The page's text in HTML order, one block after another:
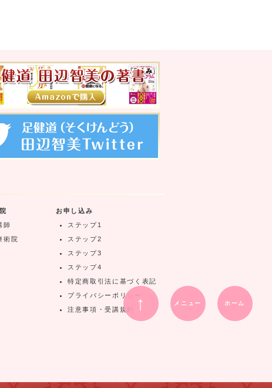
師
術院
お申し込み
ステップ1
ステップ2
ステップ3
ステップ4
特定商取引法に基づく表記
プライバシーポリシー
注意事項・受講規約
↑ メニュー ホーム